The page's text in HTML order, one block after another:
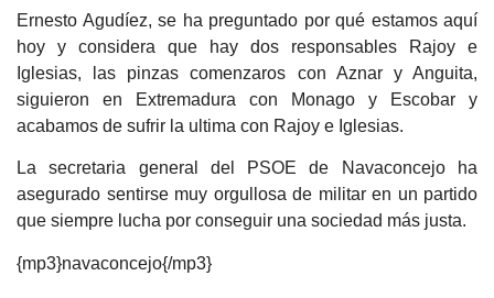
Ernesto Agudíez, se ha preguntado por qué estamos aquí
hoy y considera que hay dos responsables Rajoy e
Iglesias, las pinzas comenzaros con Aznar y Anguita,
siguieron en Extremadura con Monago y Escobar y
acabamos de sufrir la ultima con Rajoy e Iglesias.
La secretaria general del PSOE de Navaconcejo ha
asegurado sentirse muy orgullosa de militar en un partido
que siempre lucha por conseguir una sociedad más justa.
{mp3}navaconcejo{/mp3}